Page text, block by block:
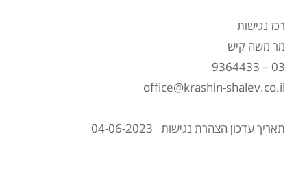
רכז נגישות
מר משה קיש
03 – 9364433
office@krashin-shalev.co.il
תאריך עדכון הצהרת נגישות 04-06-2023